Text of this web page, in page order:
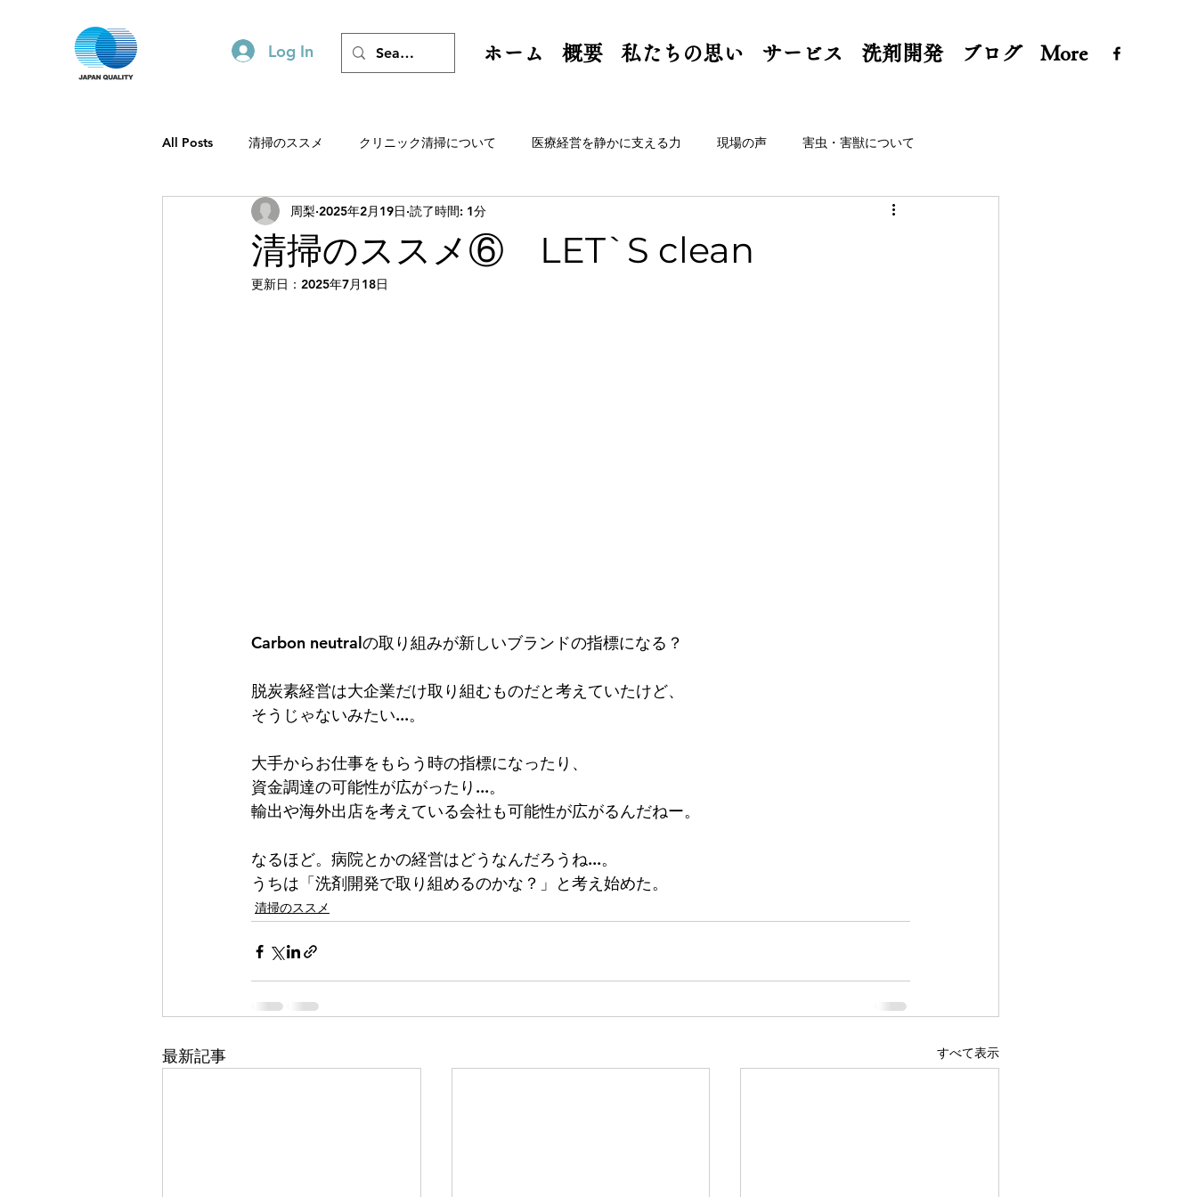
Log In ホーム 概要 私たちの思い サービス 洗剤開発 ブログ More
All Posts 清掃のススメ クリニック清掃について 医療経営を静かに支える力 現場の声 害虫・害獣について
ビルメンテを静かに支える力
清掃のススメ⑥ LET`S clean
周梨 2025年2月19日 読了時間: 1分
更新日： 2025年7月18日
Carbon neutralの取り組みが新しいブランドの指標になる？
脱炭素経営は大企業だけ取り組むものだと考えていたけど、
そうじゃないみたい...。
大手からお仕事をもらう時の指標になったり、
資金調達の可能性が広がったり...。
輸出や海外出店を考えている会社も可能性が広がるんだねー。
なるほど。病院とかの経営はどうなんだろうね...。
うちは「洗剤開発で取り組めるのかな？」と考え始めた。
清掃のススメ
最新記事 すべて表示